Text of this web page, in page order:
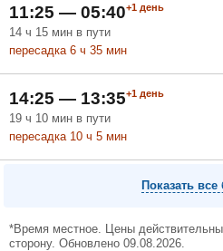
11:25 — 05:40+1 день
14 ч 15 мин в пути
пересадка 6 ч 35 мин
14:25 — 13:35+1 день
19 ч 10 мин в пути
пересадка 10 ч 5 мин
Показать
*Время местное. Цены
сторону. Обновлено 09.08.2026.